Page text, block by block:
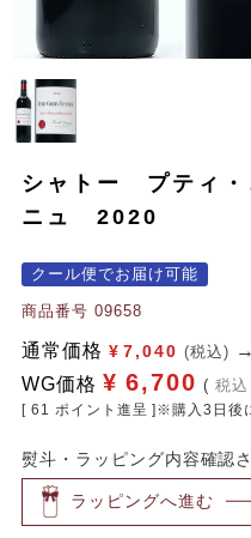
シャトー プティ・
ニュ 2020
クール便でお届け可能
商品番号 09658
通常価格 ¥ 7,040 (税込)
WG価格 ¥ 6,700 税込
[ 61 ポイント進呈 ]※購入3日後
熨斗・ラッピング内容確認
ラッピングへ進む